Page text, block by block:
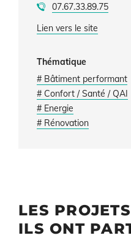
07.67.33.89.75
Lien vers le site
Thématique
# Bâtiment performant
# Confort / Santé / QAI
# Energie
# Rénovation
LES
ILS ONT